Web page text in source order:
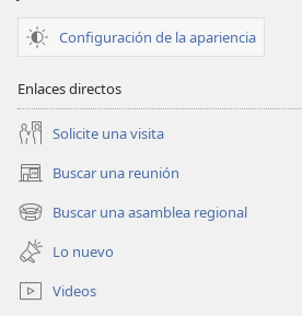
Configuración de la apariencia
Enlaces directos
Solicite una visita
Buscar una reunión
(abre
una
nueva
ventana)
Buscar una asamblea regional
(abre
una
nueva
ventana)
Lo nuevo
Videos